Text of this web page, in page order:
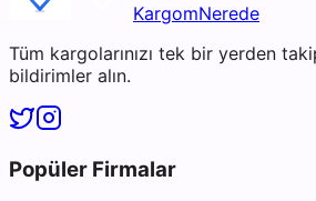
KargomNerede
Tüm kargolarınızı tek bir yerden
bildirimler alın.
Popüler Firmalar